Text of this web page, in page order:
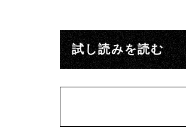
試し読みを読む